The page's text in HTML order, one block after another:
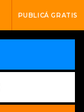
PUBLICÁ GRATIS